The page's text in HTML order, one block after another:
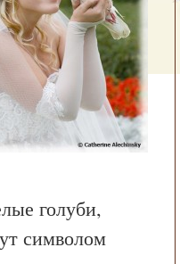
голуби,
символом